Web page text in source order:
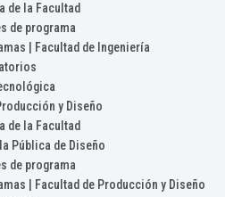
de la Facultad
de programa
| Facultad de Ingeniería
y Diseño
de la Facultad
Pública de Diseño
de programa
| Facultad de Producción y Diseño